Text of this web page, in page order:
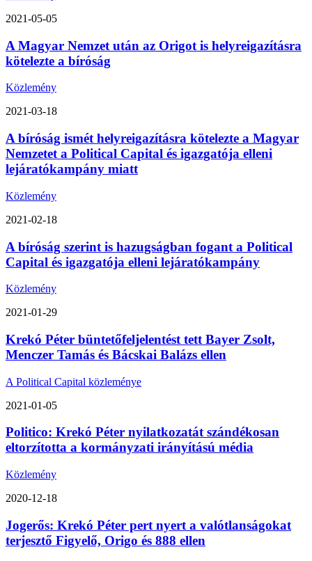
2021-05-05
A Magyar Nemzet után az Origot is helyreigazításra
kötelezte a bíróság
Közlemény
2021-03-18
A bíróság ismét helyreigazításra kötelezte a Magyar
Nemzetet a Political Capital és igazgatója elleni
lejáratókampány miatt
Közlemény
2021-02-18
A bíróság szerint is hazugságban fogant a Political
Capital és igazgatója elleni lejáratókampány
Közlemény
2021-01-29
Krekó Péter büntetőfeljelentést tett Bayer Zsolt,
Menczer Tamás és Bácskai Balázs ellen
A Political Capital közleménye
2021-01-05
Politico: Krekó Péter nyilatkozatát szándékosan
eltorzította a kormányzati irányítású média
Közlemény
2020-12-18
Jogerős: Krekó Péter pert nyert a valótlanságokat
terjesztő Figyelő, Origo és 888 ellen